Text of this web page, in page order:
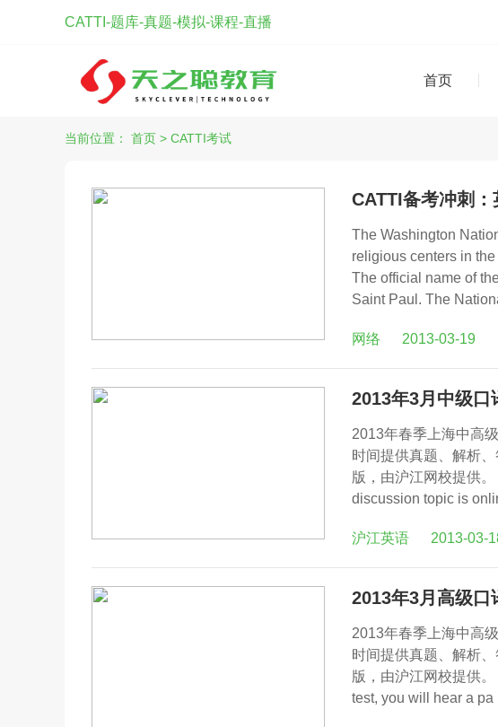
CATTI-题库-真题-模拟-课程-直播
首页
当前位置： 首页 > CATTI考试
CATTI备考冲刺：
The Washington
religious centers in
The official name of
Saint Paul. The
网络 2013-03-19
2013年3月中级口
2013年春季上海中高
时间提供真题、解析
版，由沪江网校提供
discussion topic is
沪江英语 2013-03-
2013年3月高级口
2013年春季上海中高
时间提供真题、解析
版，由沪江网校提供
test, you will hear a pa